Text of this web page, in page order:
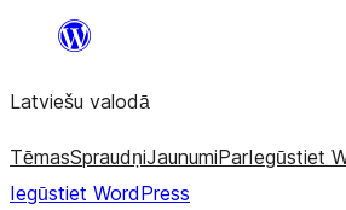
Pāriet
saturu
Latviešu valodā
TēmasSpraudņiJaunumiParIegūstiet
Iegūstiet WordPress